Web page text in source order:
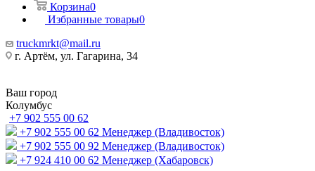
Корзина0
Избранные товары0
truckmrkt@mail.ru
г. Артём, ул. Гагарина, 34
Ваш город
Колумбус
+7 902 555 00 62
+7 902 555 00 62 Менеджер (Владивосток)
+7 902 555 00 92 Менеджер (Владивосток)
+7 924 410 00 62 Менеджер (Хабаровск)